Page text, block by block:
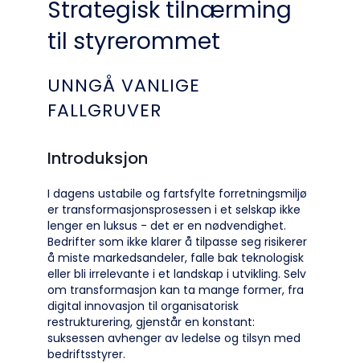
Strategisk tilnærming
til styrerommet
UNNGÅ VANLIGE
FALLGRUVER
Introduksjon
I dagens ustabile og fartsfylte forretningsmiljø
er transformasjonsprosessen i et selskap ikke
lenger en luksus - det er en nødvendighet.
Bedrifter som ikke klarer å tilpasse seg risikerer
å miste markedsandeler, falle bak teknologisk
eller bli irrelevante i et landskap i utvikling. Selv
om transformasjon kan ta mange former, fra
digital innovasjon til organisatorisk
restrukturering, gjenstår en konstant:
suksessen avhenger av ledelse og tilsyn med
bedriftsstyrer.